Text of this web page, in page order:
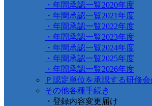
・年間承認一覧2020年度
・年間承認一覧2021年度
・年間承認一覧2022年度
・年間承認一覧2023年度
・年間承認一覧2024年度
・年間承認一覧2025年度
・年間承認一覧2026年度
Ｐ認定単位を承認する研修
その他各種手続き
・登録内容変更届け